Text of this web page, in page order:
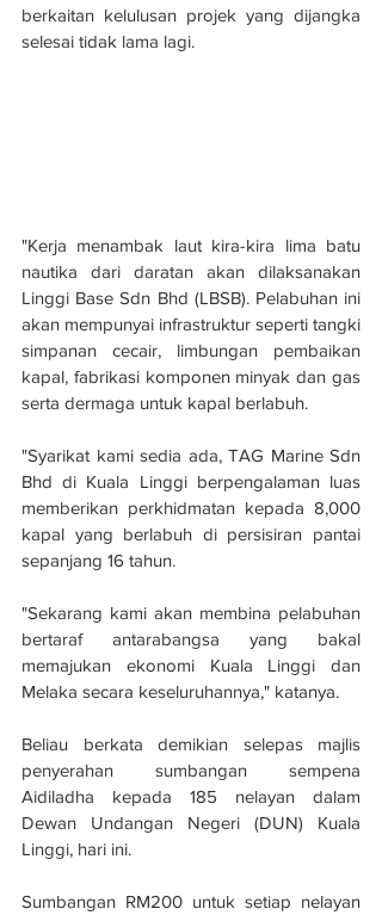
berkaitan kelulusan projek yang dijangka
selesai tidak lama lagi.
"Kerja menambak laut kira-kira lima batu
nautika dari daratan akan dilaksanakan
Linggi Base Sdn Bhd (LBSB). Pelabuhan ini
akan mempunyai infrastruktur seperti tangki
simpanan cecair, limbungan pembaikan
kapal, fabrikasi komponen minyak dan gas
serta dermaga untuk kapal berlabuh.
"Syarikat kami sedia ada, TAG Marine Sdn
Bhd di Kuala Linggi berpengalaman luas
memberikan perkhidmatan kepada 8,000
kapal yang berlabuh di persisiran pantai
sepanjang 16 tahun.
"Sekarang kami akan membina pelabuhan
bertaraf antarabangsa yang bakal
memajukan ekonomi Kuala Linggi dan
Melaka secara keseluruhannya," katanya.
Beliau berkata demikian selepas majlis
penyerahan sumbangan sempena
Aidiladha kepada 185 nelayan dalam
Dewan Undangan Negeri (DUN) Kuala
Linggi, hari ini.
Sumbangan RM200 untuk setiap nelayan